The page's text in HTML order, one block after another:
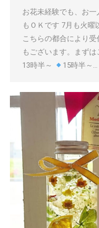
お花未経験でも、お
もＯＫです 7月も火
こちらの都合により
もございます。まず
13時半～
15時半～…